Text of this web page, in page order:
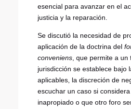
esencial para avanzar en el
justicia y la reparación.
Se discutió la necesidad de
aplicación de la doctrina del
conveniens , que permite a
jurisdicción se establece bajo
aplicables, la discreción de
escuchar un caso si
inapropiado o que otro foro